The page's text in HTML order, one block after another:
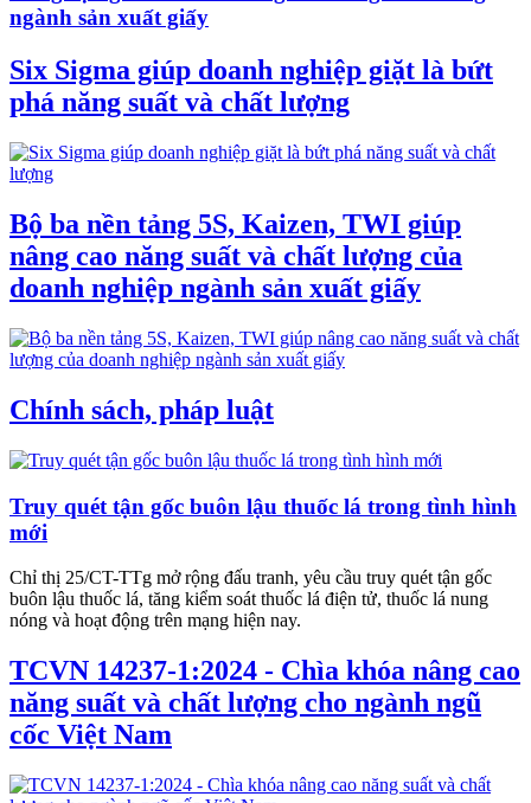
ngành sản xuất giấy
Six Sigma giúp doanh nghiệp giặt là bứt
phá năng suất và chất lượng
Bộ ba nền tảng 5S, Kaizen, TWI giúp
nâng cao năng suất và chất lượng của
doanh nghiệp ngành sản xuất giấy
Chính sách, pháp luật
Truy quét tận gốc buôn lậu thuốc lá trong tình hình
mới
Chỉ thị 25/CT-TTg mở rộng đấu tranh, yêu cầu truy quét tận gốc
buôn lậu thuốc lá, tăng kiểm soát thuốc lá điện tử, thuốc lá nung
nóng và hoạt động trên mạng hiện nay.
TCVN 14237-1:2024 - Chìa khóa nâng cao
năng suất và chất lượng cho ngành ngũ
cốc Việt Nam